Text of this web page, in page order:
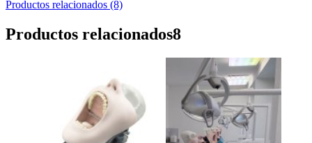
Productos relacionados (8)
Productos relacionados8